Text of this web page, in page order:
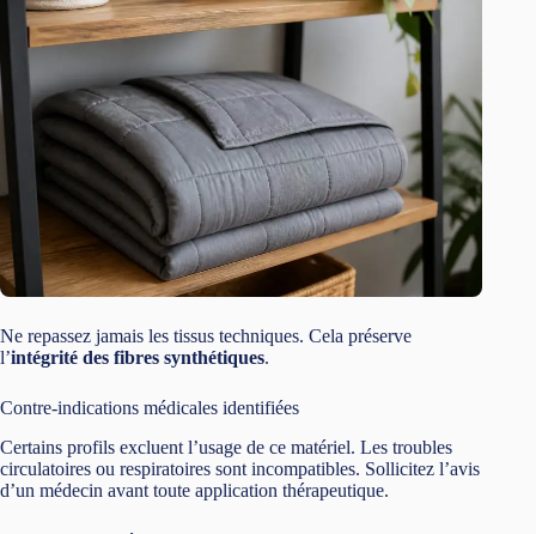
Ne repassez jamais les tissus techniques. Cela préserve
l’intégrité des fibres synthétiques.
Contre-indications médicales identifiées
Certains profils excluent l’usage de ce matériel. Les troubles
circulatoires ou respiratoires sont incompatibles. Sollicitez l’avis
d’un médecin avant toute application thérapeutique.